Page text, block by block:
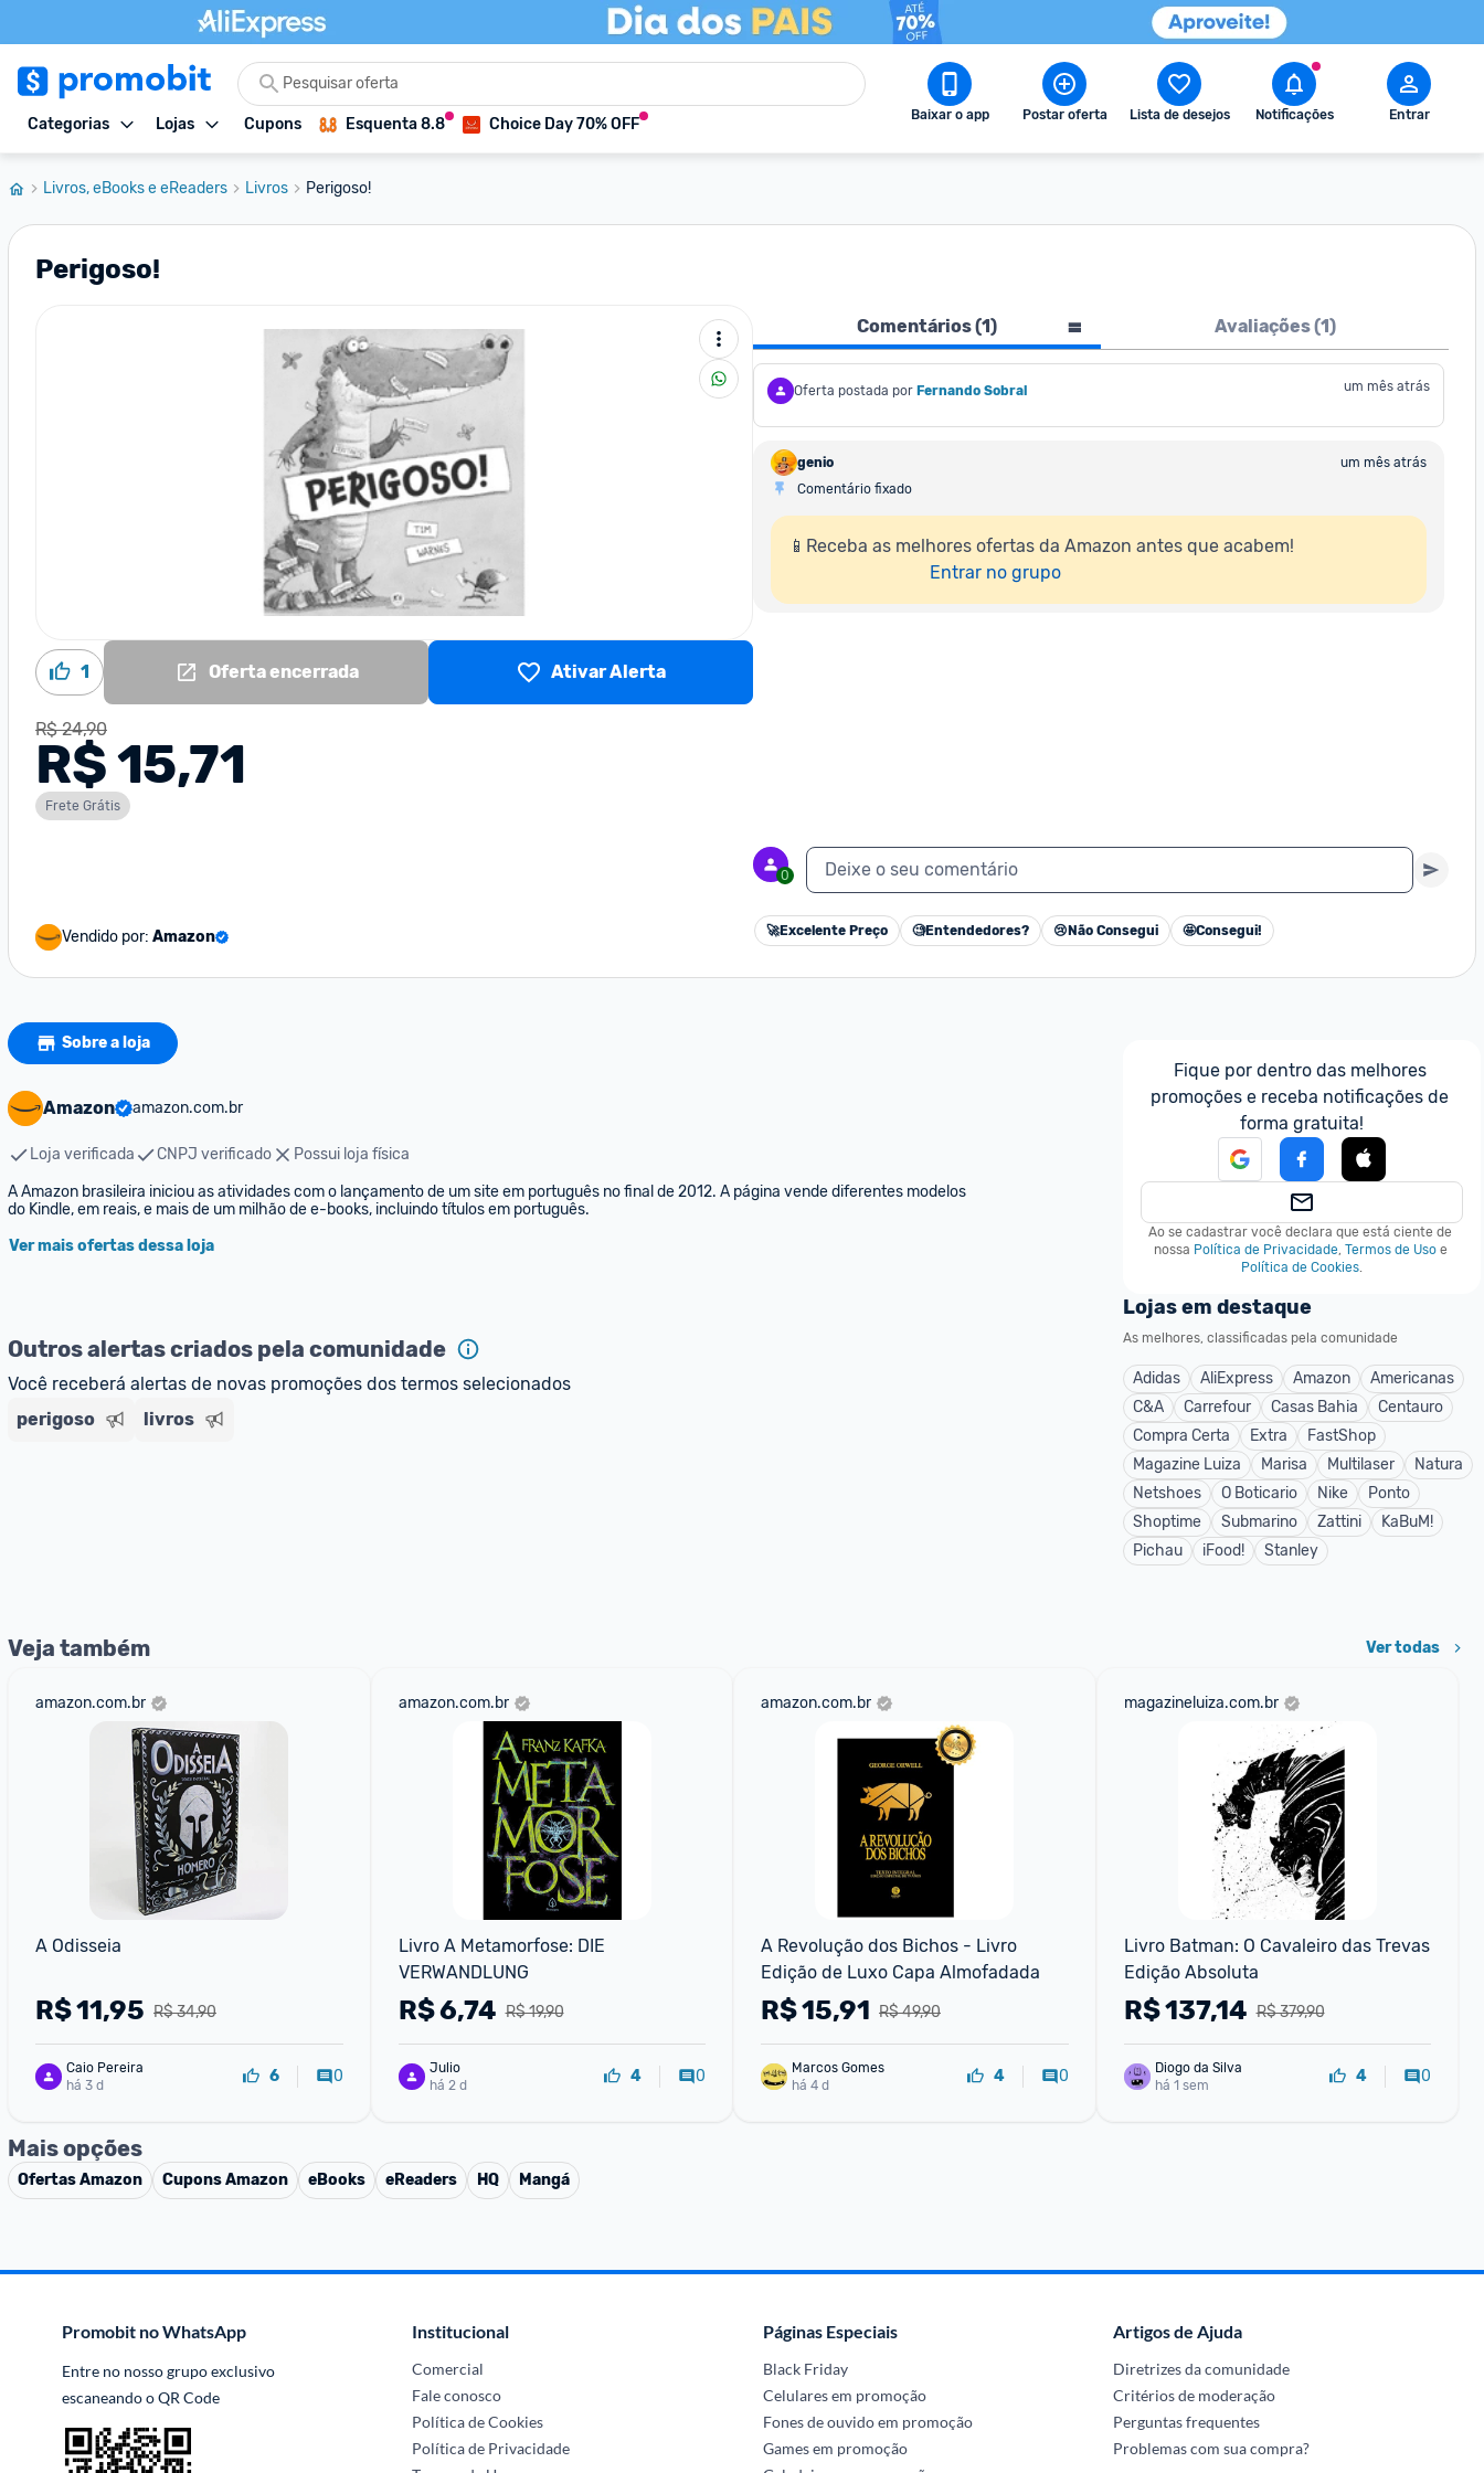
Categorias Lojas Cupons Esquenta 8.8 Choice Day 70% OFF Baixar o app Postar oferta Lista de desejos Notificações Entrar
Livros, eBooks e eReaders Livros Perigoso!
Perigoso!
1 Oferta encerrada Ativar Alerta
R$ 24,90
R$ 15,71
Frete Grátis
Vendido por: Amazon
Comentários (1) Avaliações (1)
Oferta postada por Fernando Sobral um mês atrás
genio
um mês atrás
Comentário fixado
📱Receba as melhores ofertas da Amazon antes que acabem!
Entrar no grupo
0 Deixe o seu comentário
🚀Excelente Preço 🧐Entendedores? 😢 Não Consegui 🤩Consegui!
Sobre a loja
Amazon amazon.com.br
Loja verificada CNPJ verificado
Possui loja física
A Amazon brasileira iniciou as atividades com o lançamento de um site em português no final de 2012. A página vende diferentes modelos
do Kindle, em reais, e mais de um milhão de e-books, incluindo títulos em português.
Ver mais ofertas dessa loja
Outros alertas criados pela comunidade
Você receberá alertas de novas promoções dos termos selecionados
perigoso
livros
Fique por dentro das melhores
promoções e receba notificações de
forma gratuita!
Ao se cadastrar você declara que está ciente de
nossa Política de Privacidade, Termos de Uso e
Política de Cookies.
Lojas em destaque
As melhores, classificadas pela comunidade
Adidas AliExpress Amazon
Americanas
C&A
Carrefour Casas Bahia
Centauro
Compra Certa
Extra
FastShop
Magazine Luiza
Marisa Multilaser
Natura
Netshoes
O Boticario Nike
Ponto
Shoptime
Submarino Zattini
KaBuM!
Pichau
iFood! Stanley
Veja também Ver todas
amazon.com.br
A Odisseia
R$ 34,90
R$11,95
Caio Pereira
há 3 d
6 0
amazon.com.br
Livro A Metamorfose: DIE
VERWANDLUNG
R$ 19,90
R$6,74
Julio
há 2 d
4 0
amazon.com.br
A Revolução dos Bichos - Livro
Edição de Luxo Capa Almofadada
R$ 49,90
R$15,91
Marcos Gomes
há 4 d
4 0
magazineluiza.com.br
Livro Batman: O Cavaleiro das Trevas
Edição Absoluta
R$ 379,90
R$137,14
Diogo da Silva
há 1 sem
4 0
Mais opções
OfertasAmazon CuponsAmazon eBooks eReaders HQ Mangá
Promobit no WhatsApp
Entre no nosso grupo exclusivo
escaneando o QR Code
Institucional
Comercial
Fale conosco
Política de Cookies
Política de Privacidade
Páginas Especiais
Black Friday
Celulares em promoção
Fones de ouvido em promoção
Games em promoção
Artigos de Ajuda
Diretrizes da comunidade
Critérios de moderação
Perguntas frequentes
Problemas com sua compra?